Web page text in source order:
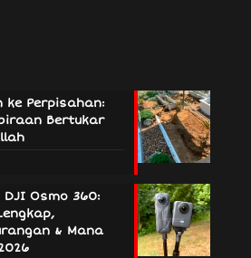
ke Perpisahan:
Bertukar
Osmo 360:
& Mana